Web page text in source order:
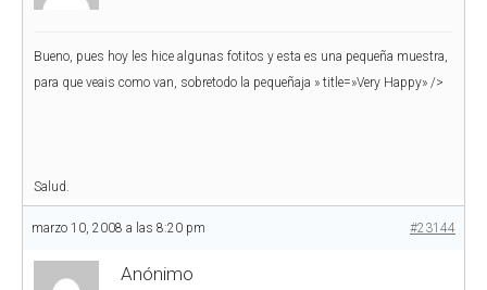
Bueno, pues hoy les hice algunas fotitos y esta es una pequeña muestra,
para que veais como van, sobretodo la pequeñaja » title=»Very Happy» />
Salud.
marzo 10, 2008 a las 8:20 pm #23144
Anónimo